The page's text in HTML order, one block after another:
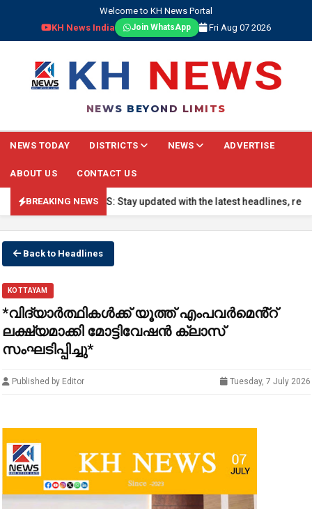
Welcome to KH News Portal
KH News India
Join WhatsApp Fri Aug 07 2026
NEWS BEYOND LIMITS
NEWS TODAY DISTRICTS NEWS ADVERTISE
ABOUT US CONTACT US
BREAKING NEWS
BREAKING NEWS: Stay updated with the latest headlines, real-
Back to Headlines
KOTTAYAM
*വിദ്യാർത്ഥികൾക്ക് യൂത്ത് എംപവർമെൻ്റ്
ലക്ഷ്യമാക്കി മോട്ടിവേഷൻ ക്ലാസ്
സംഘടിപ്പിച്ചു*
Published by Editor Tuesday, 7 July 2026